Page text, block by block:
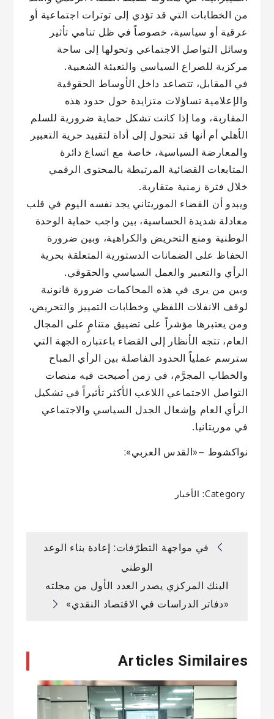
من الخطابات التي قد تؤدي إلى توترات اجتماعية أو
عرقية أو سياسية، خصوصاً في ظل تنامي تأثير
وسائل التواصل الاجتماعي وتحولها إلى ساحة
مركزية للصراع السياسي والتعبئة الشعبية.
في المقابل، تتصاعد داخل الأوساط الحقوقية
والإعلامية تساؤلات متزايدة حول حدود هذه
المقاربة، وما إذا كانت تشكل حماية ضرورية للسلم
الأهلي أم أنها قد تتحول إلى أداة لتقييد حرية التعبير
والمعارضة السياسية، خاصة مع اتساع دائرة
المتابعات القضائية المرتبطة بالمحتوى الرقمي
خلال فترة زمنية متقاربة.
ويبدو أن القضاء الموريتاني يجد نفسه اليوم في قلب
معادلة شديدة الحساسية، بين واجب حماية الوحدة
الوطنية ومنع التحريض والكراهية، وبين ضرورة
الحفاظ على الضمانات الدستورية المتعلقة بحرية
الرأي والتعبير والعمل السياسي والحقوقي.
وبين من يرى في هذه المحاكمات ضرورة قانونية
لوقف الانفلات اللفظي وخطابات التمييز والتحريض،
ومن يعتبرها مؤشراً على تضييق متنامٍ على المجال
العام، تتجه الأنظار إلى القضاء باعتباره الجهة التي
سترسم عملياً الحدود الفاصلة بين الرأي المباح
والخطاب المجرَّم، في زمن أصبحت فيه منصات
التواصل الاجتماعي اللاعب الأكثر تأثيراً في تشكيل
الرأي العام وإشعال الجدل السياسي والاجتماعي
في موريتانيا.
نواكشوط –«القدس العربي»:
Category: الأخبار
تصفّح
المقالات
في مواجهة التطرّفات: إعادة بناء الوعد
الوطني
البنك المركزي يصدر العدد الأول من مجلته
«دفاتر الدراسات في الاقتصاد النقدي»
Articles Similaires